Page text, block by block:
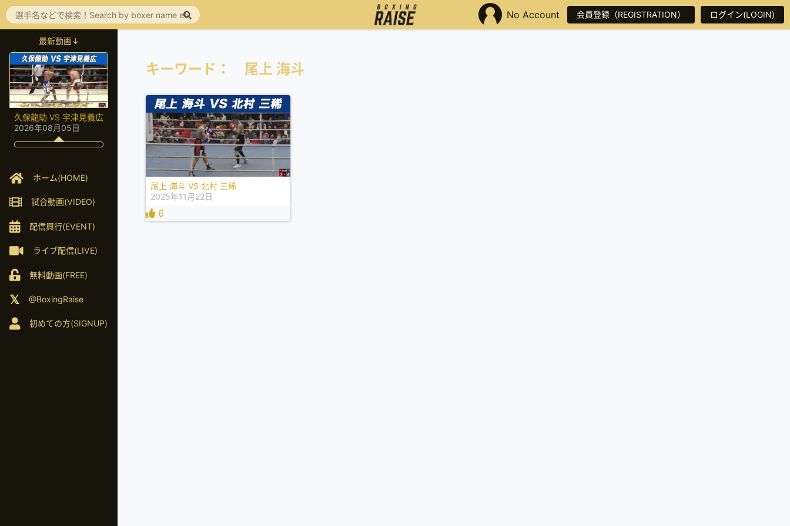
No Account 会員登録（REGISTRATION） ログイン(LOGIN)
最新動画↓
久保龍助 VS 宇津見義広
2026年08月05日
ホーム(HOME)
試合動画(VIDEO)
配信興行(EVENT)
ライブ配信(LIVE)
無料動画(FREE)
@BoxingRaise
初めての方(SIGNUP)
キーワード： 尾上 海斗
尾上 海斗 VS 北村 三稀
2025年11月22日
6